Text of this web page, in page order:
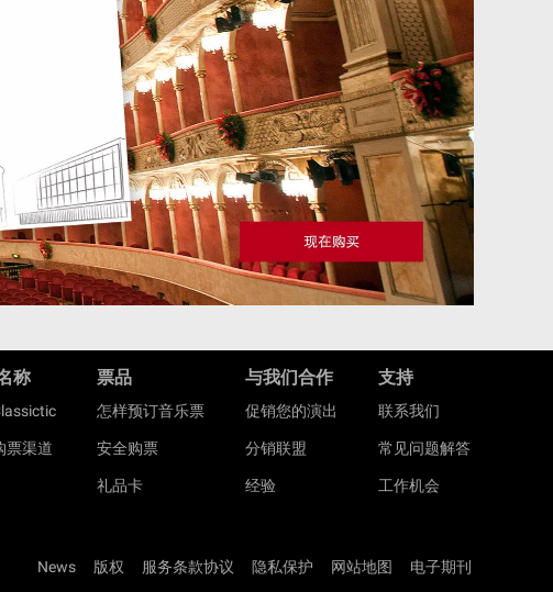
称
票渠道
票品
怎样预订音乐票
安全购票
礼品卡
与我们合作
促销您的演出
分销联盟
经验
支持
联系我们
常见问题解答
工作机会
News 版权 服务条款协议 隐私保护 网站地图 电子期刊